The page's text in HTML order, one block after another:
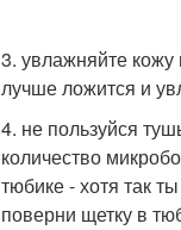
3. увлажняйте
лучше ложится и
4. не пользуйся
количество
тюбике - хотя так
поверни щетку в